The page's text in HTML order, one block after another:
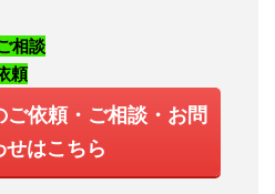
相談
頼
依頼・ご相談・お問
せはこちら